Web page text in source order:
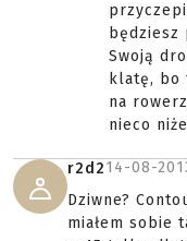
będziesz
Swoją
klatę, bo
na
nieco
r2d214-08-
Dziwne?
miałem sobie